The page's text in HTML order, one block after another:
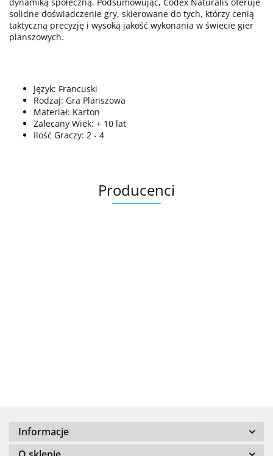
solidne doświadczenie gry, skierowane do tych, którzy cenią
taktyczną precyzję i wysoką jakość wykonania w świecie gier
planszowych.
Język: Francuski
Rodzaj: Gra Planszowa
Materiał: Karton
Zalecany Wiek: + 10 lat
Ilość Graczy: 2 - 4
Producenci
Informacje